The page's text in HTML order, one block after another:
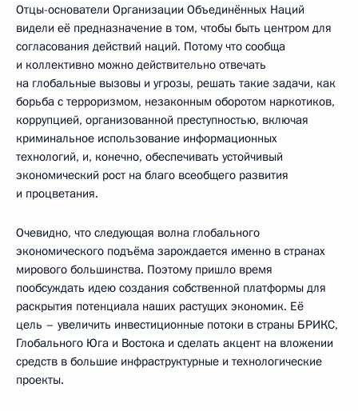
Отцы-основатели Организации Объединённых Наций
видели её предназначение в том, чтобы быть центром для
согласования действий наций. Потому что сообща
и коллективно можно действительно отвечать
на глобальные вызовы и угрозы, решать такие задачи, как
борьба с терроризмом, незаконным оборотом наркотиков,
коррупцией, организованной преступностью, включая
криминальное использование информационных
технологий, и, конечно, обеспечивать устойчивый
экономический рост на благо всеобщего развития
и процветания.
Очевидно, что следующая волна глобального
экономического подъёма зарождается именно в странах
мирового большинства. Поэтому пришло время
пообсуждать идею создания собственной платформы для
раскрытия потенциала наших растущих экономик. Её
цель – увеличить инвестиционные потоки в страны БРИКС,
Глобального Юга и Востока и сделать акцент на вложении
средств в большие инфраструктурные и технологические
проекты.